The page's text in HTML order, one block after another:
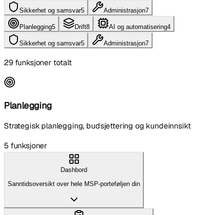
Sikkerhet og samsvar5 Administrasjon7
Planlegging5 Drift8 AI og automatisering4
Sikkerhet og samsvar5 Administrasjon7
29 funksjoner totalt
Planlegging
Strategisk planlegging, budsjettering og kundeinnsikt
5 funksjoner
Dashbord
Sanntidsoversikt over hele MSP-porteføljen din